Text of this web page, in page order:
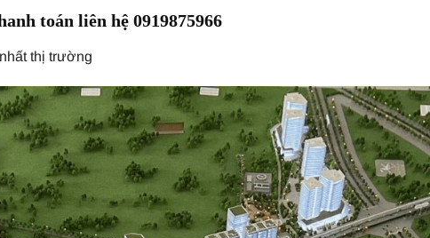
toán liên hệ 0919875966
thị trường